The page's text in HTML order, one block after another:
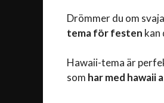
Drömmer du om
tema för festen kan
Hawaii-tema är
som har med hawaii